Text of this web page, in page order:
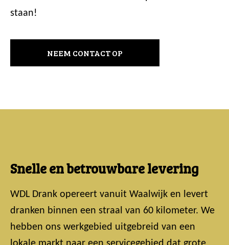
staan!
NEEM CONTACT OP
Snelle en betrouwbare levering
WDL Drank opereert vanuit Waalwijk en levert
dranken binnen een straal van 60 kilometer. We
hebben ons werkgebied uitgebreid van een